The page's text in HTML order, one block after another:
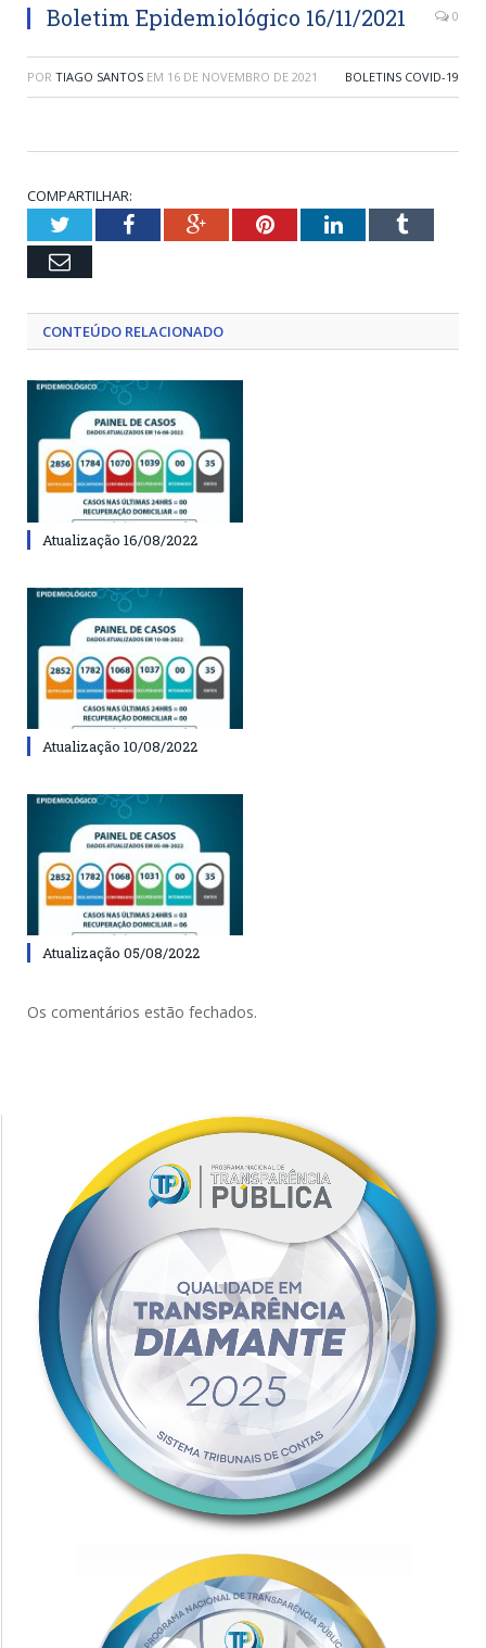
Boletim Epidemiológico 16/11/2021 0
POR TIAGO SANTOS EM 16 DE NOVEMBRO DE 2021 BOLETINS COVID-19
COMPARTILHAR:
TwitterFacebookGoogle+PinterestLinkedInTumblr
Email
CONTEÚDO RELACIONADO
Atualização 16/08/2022
Atualização 10/08/2022
Atualização 05/08/2022
Os comentários estão fechados.